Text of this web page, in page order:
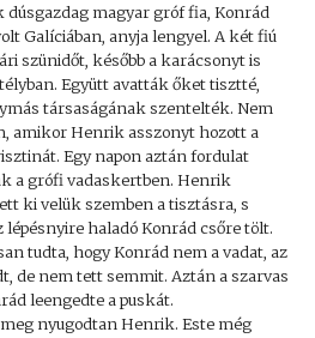
magyar gróf fia, Konrád
Galíciában, anyja lengyel. A két fiú
szünidőt, később a karácsonyt is
Együtt avatták őket tisztté,
társaságának szentelték. Nem
amikor Henrik asszonyt hozott a
Egy napon aztán fordulat
a grófi vadaskertben. Henrik
ki velük szemben a tisztásra, s
haladó Konrád csőre tölt.
tudta, hogy Konrád nem a vadat, az
de nem tett semmit. Aztán a szarvas
leengedte a puskát.
nyugodtan Henrik. Este még